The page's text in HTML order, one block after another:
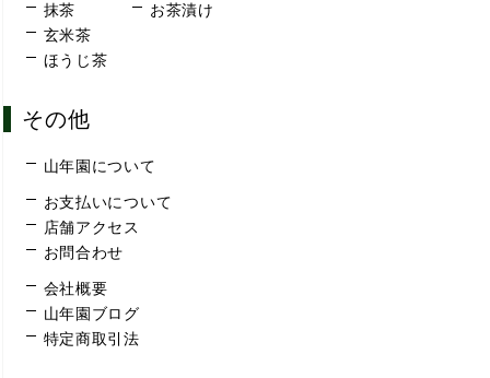
抹茶
玄米茶
ほうじ茶
お茶漬け
その他
山年園について
お支払いについて
店舗アクセス
お問合わせ
会社概要
山年園ブログ
特定商取引法